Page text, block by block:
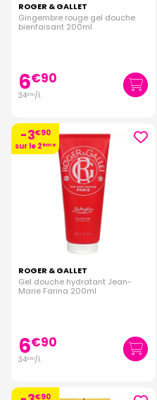
ROGER & GALLET
Gingembre rouge gel douche
bienfaisant 200ml
6€90
34€50/l.
-3€90
sur le 2ème
ROGER & GALLET
Gel douche hydratant Jean-
Marie Farina 200ml
6€90
34€50/l.
€90